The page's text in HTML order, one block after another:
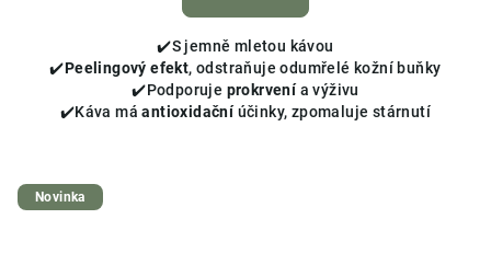
z
5
hvězdiček.
✔️S jemně mletou kávou
✔️Peelingový efekt, odstraňuje odumřelé kožní buňky
✔️Podporuje prokrvenía výživu
✔️Káva máantioxidačníúčinky, zpomaluje stárnutí
Novinka